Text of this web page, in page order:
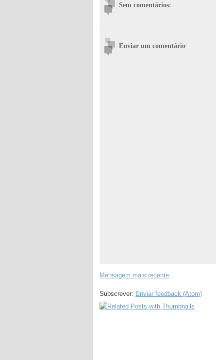
Sem comentários:
Enviar um comentário
Mensagem mais recente
Subscrever: Enviar feedback (Atom)